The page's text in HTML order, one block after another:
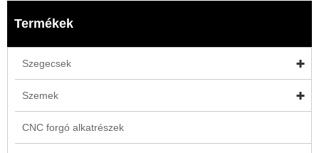
Termékek
Szegecsek
Szemek
CNC forgó alkatrészek